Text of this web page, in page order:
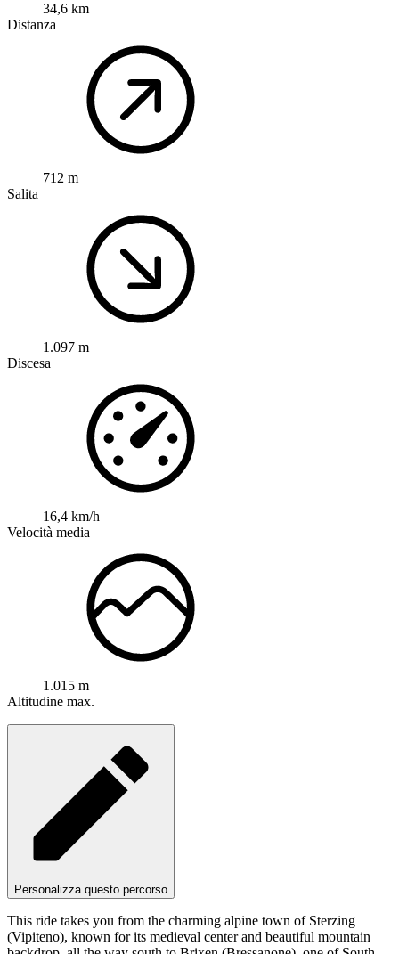
34,6 km
Distanza
712 m
Salita
1.097 m
Discesa
16,4 km/h
Velocità media
1.015 m
Altitudine max.
Personalizza questo percorso
This ride takes you from the charming alpine town of Sterzing
(Vipiteno), known for its medieval center and beautiful mountain